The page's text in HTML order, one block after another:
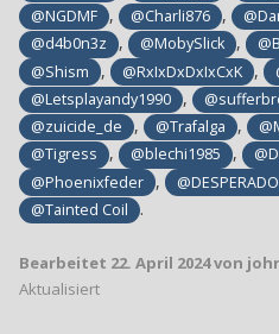
@NGDMF , @Charli876 ,
@d4b0n3z , @MobySlick ,
@Shism , @RxIxDxDxIxCxK ,
@Letsplayandy1990 ,
@zuicide_de , @Trafalga ,
@Tigress , @blechi1985 ,
@Phoenixfeder ,
@Tainted Coil .
Bearbeitet 22. April 2024von
Aktualisiert